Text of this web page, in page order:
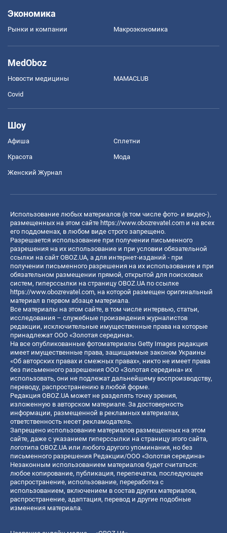
Экономика
Рынки и компании Mакроэкономика
MedOboz
Новости медицины MAMACLUB
Covid
Шоу
Афиша Сплетни
Красота Мода
Женский Журнал
Использование любых материалов (в том числе фото- и видео-),
размещенных на этом сайте https://www.obozrevatel.com и на всех
его поддоменах, в любом виде строго запрещено.
Разрешается использование при получении письменного
разрешения на их использование и при условии обязательной
ссылки на сайт OBOZ.UA, а для интернет-изданий - при
получении письменного разрешения на их использование и при
обязательном размещении прямой, открытой для поисковых
систем, гиперссылки на страницу OBOZ.UA по ссылке
https://www.obozrevatel.com, на которой размещен оригинальный
материал в первом абзаце материала.
Все материалы на этом сайте, в том числе интервью, статьи,
исследования – служебные произведения журналистов
редакции, исключительные имущественные права на которые
принадлежат ООО «Золотая середина».
На все опубликованные фотоматериалы Getty Images редакция
имеет имущественные права, защищаемые законом Украины
«Об авторских правах и смежных правах», никто не имеет права
без письменного разрешения ООО «Золотая середина» их
использовать, они не подлежат дальнейшему воспроизводству,
переводу, распространению в любой форме.
Редакция OBOZ.UA может не разделять точку зрения,
изложенную в авторском материале. За достоверность
информации, размещенной в рекламных материалах,
ответственность несет рекламодатель.
Запрещено использование материалов размещенных на этом
сайте, даже с указанием гиперссылки на страницу этого сайта,
логотипа OBOZ.UA или любого другого упоминания, но без
письменного разрешения Редакции/ООО «Золотая середина»
Незаконным использованием материалов будет считаться:
любое копирование, публикация, перепечатка, последующее
распространение, использование, переработка с
использованием, включением в состав других материалов,
распространение, адаптация, перевод и другие подобные
изменения материала.